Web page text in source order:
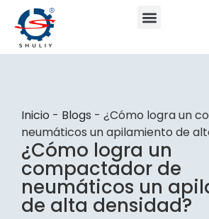
Inicio - Blogs - ¿Cómo logra un
neumáticos un apilamiento de
¿Cómo logra un
compactador de
neumáticos un
de alta densidad?